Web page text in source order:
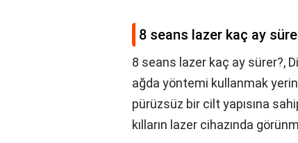
8 seans lazer kaç ay
8 seans lazer kaç ay sürer?,
ağda yöntemi kullanmak
pürüzsüz bir cilt yapısına
kılların lazer cihazında